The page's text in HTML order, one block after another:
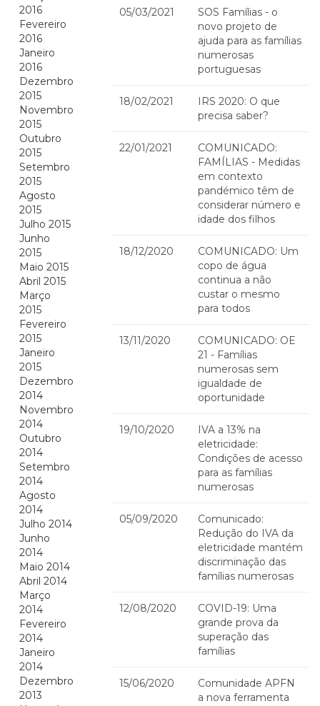
2016
Fevereiro
2016
Janeiro
2016
Dezembro
2015
Novembro
2015
Outubro
2015
Setembro
2015
Agosto
2015
Julho 2015
Junho
2015
Maio 2015
Abril 2015
Março
2015
Fevereiro
2015
Janeiro
2015
Dezembro
2014
Novembro
2014
Outubro
2014
Setembro
2014
Agosto
2014
Julho 2014
Junho
2014
Maio 2014
Abril 2014
Março
2014
Fevereiro
2014
Janeiro
2014
Dezembro
2013
05/03/2021
SOS Famílias - o
novo projeto de
ajuda para as famílias
numerosas
portuguesas
18/02/2021
IRS 2020: O que
precisa saber?
22/01/2021
COMUNICADO:
FAMÍLIAS - Medidas
em contexto
pandémico têm de
considerar número e
idade dos filhos
18/12/2020
COMUNICADO: Um
copo de água
continua a não
custar o mesmo
para todos
13/11/2020
COMUNICADO: OE
21 - Famílias
numerosas sem
igualdade de
oportunidade
19/10/2020
IVA a 13% na
eletricidade:
Condições de acesso
para as famílias
numerosas
05/09/2020
Comunicado:
Redução do IVA da
eletricidade mantém
discriminação das
famílias numerosas
12/08/2020
COVID-19: Uma
grande prova da
superação das
famílias
15/06/2020
Comunidade APFN
a nova ferramenta